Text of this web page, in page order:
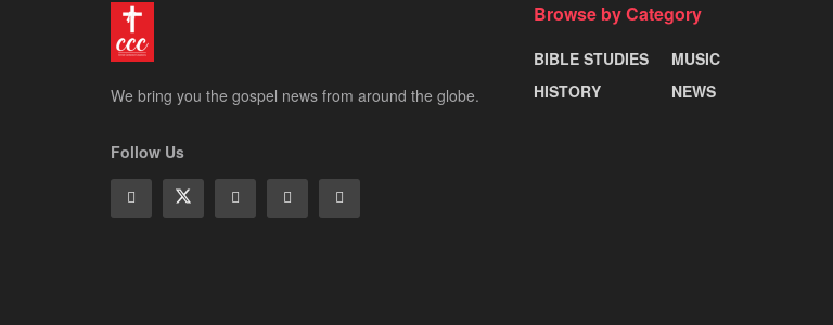
We bring you the gospel news from around the globe.
Follow Us
Browse by Category
BIBLE STUDIES
HISTORY
MUSIC
NEWS